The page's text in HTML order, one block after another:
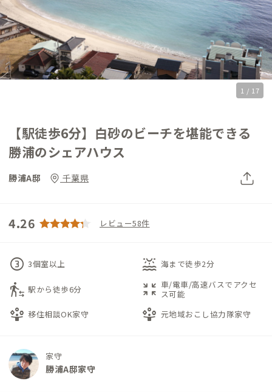
1 / 17
【駅徒歩6分】白砂のビーチを堪能できる
勝浦のシェアハウス
勝浦A邸 千葉県
4.26 レビュー58件
counter_3 3個室以上 water_lux 海まで徒歩2分
transfer_within_a_station 駅から徒歩6分 zoom_in_map 車/電車/高速バスでアクセ
ス可能
person_play 移住相談OK家守 person_play 元地域おこし協力隊家守
家守
勝浦A邸家守